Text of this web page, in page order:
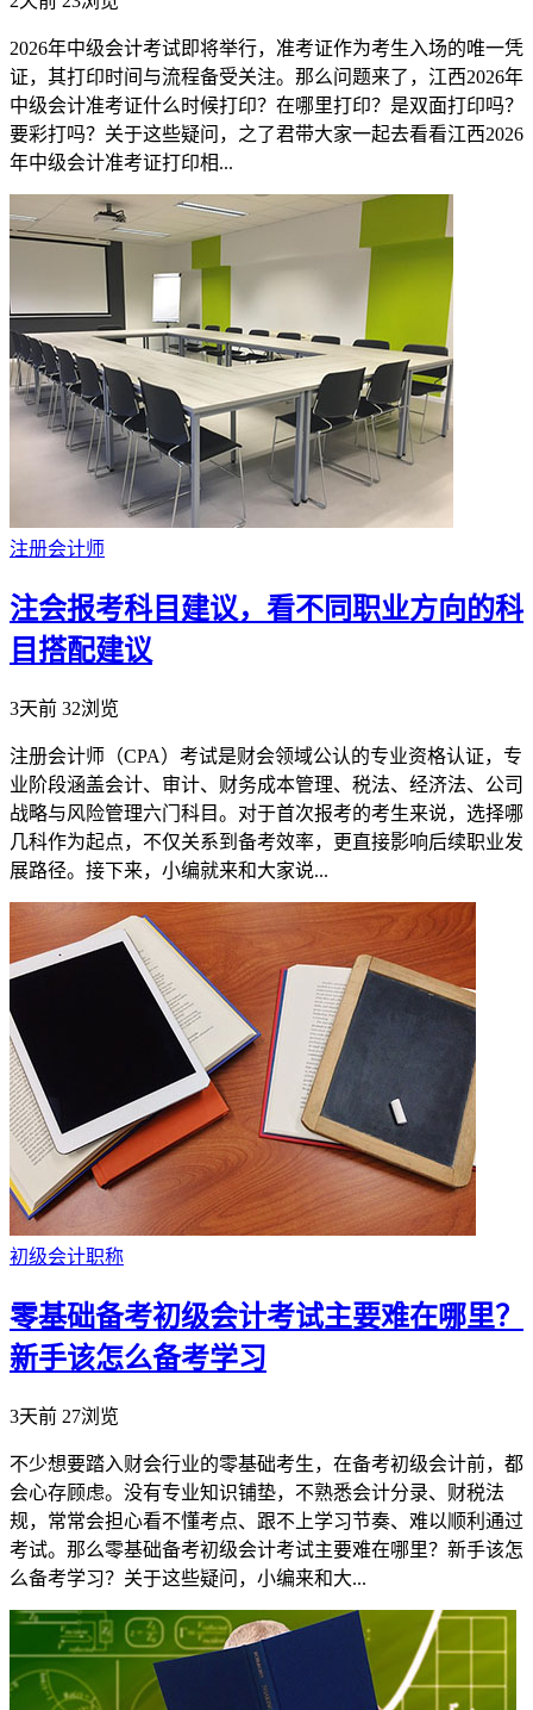
2026年中级会计考试即将举行，准考证作为考生入场的唯一凭
证，其打印时间与流程备受关注。那么问题来了，江西2026年
中级会计准考证什么时候打印？在哪里打印？是双面打印吗？
要彩打吗？关于这些疑问，之了君带大家一起去看看江西2026
年中级会计准考证打印相...
注册会计师
注会报考科目建议，看不同职业方向的科
目搭配建议
3天前 32浏览
注册会计师（CPA）考试是财会领域公认的专业资格认证，专
业阶段涵盖会计、审计、财务成本管理、税法、经济法、公司
战略与风险管理六门科目。对于首次报考的考生来说，选择哪
几科作为起点，不仅关系到备考效率，更直接影响后续职业发
展路径。接下来，小编就来和大家说...
初级会计职称
零基础备考初级会计考试主要难在哪里？
新手该怎么备考学习
3天前 27浏览
不少想要踏入财会行业的零基础考生，在备考初级会计前，都
会心存顾虑。没有专业知识铺垫，不熟悉会计分录、财税法
规，常常会担心看不懂考点、跟不上学习节奏、难以顺利通过
考试。那么零基础备考初级会计考试主要难在哪里？新手该怎
么备考学习？关于这些疑问，小编来和大...